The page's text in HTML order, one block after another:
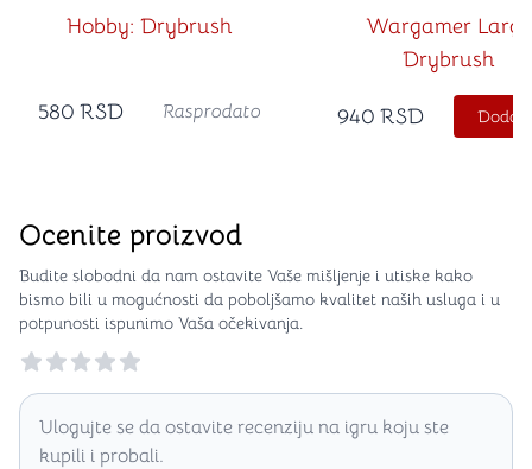
Hobby: Drybrush
580 RSD Rasprodato
Wargamer Large
Drybrush
940 RSD
Ocenite proizvod
Budite slobodni da nam ostavite Vaše mišljenje i utiske kako
bismo bili u mogućnosti da poboljšamo kvalitet naših usluga i u
potpunosti ispunimo Vaša očekivanja.
Reviews
Ulogujte se da ostavite recenziju na igru koju ste
kupili i probali.